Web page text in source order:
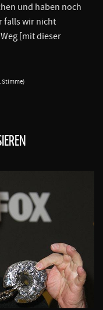
und haben noch
falls wir nicht
[mit dieser
Stimme)